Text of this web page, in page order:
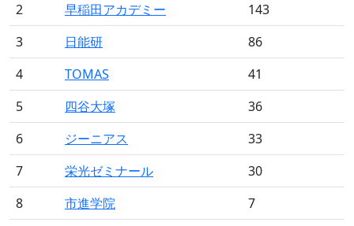
2
早稲田アカデミー
143
3
日能研
86
4
TOMAS
41
5
四谷大塚
36
6
ジーニアス
33
7
栄光ゼミナール
30
8
市進学院
7